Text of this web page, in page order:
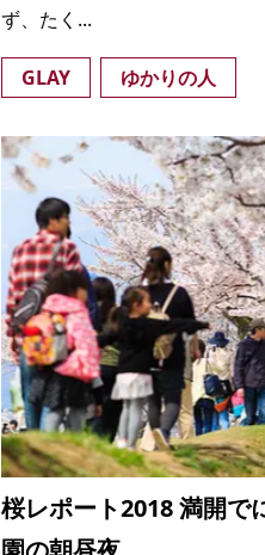
ず、たく...
GLAY ゆかりの人
桜レポート2018 満開で